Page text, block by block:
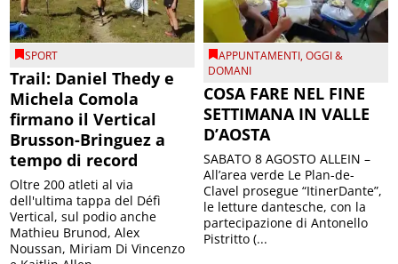
SPORT
Trail: Daniel Thedy e
Michela Comola
firmano il Vertical
Brusson-Bringuez a
tempo di record
Oltre 200 atleti al via
dell'ultima tappa del Défì
Vertical, sul podio anche
Mathieu Brunod, Alex
Noussan, Miriam Di Vincenzo
APPUNTAMENTI,OGGI &
DOMANI
COSA FARE NEL FINE
SETTIMANA IN VALLE
D’AOSTA
SABATO 8 AGOSTO ALLEIN –
All’area verde Le Plan-de-
Clavel prosegue “ItinerDante”,
le letture dantesche, con la
partecipazione di Antonello
Pistritto (...